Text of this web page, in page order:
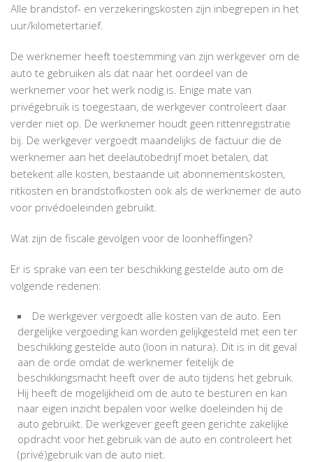
Alle brandstof- en verzekeringskosten zijn inbegrepen in het
uur/kilometertarief.
De werknemer heeft toestemming van zijn werkgever om de
auto te gebruiken als dat naar het oordeel van de
werknemer voor het werk nodig is. Enige mate van
privégebruik is toegestaan, de werkgever controleert daar
verder niet op. De werknemer houdt geen rittenregistratie
bij. De werkgever vergoedt maandelijks de factuur die de
werknemer aan het deelautobedrijf moet betalen, dat
betekent alle kosten, bestaande uit abonnementskosten,
ritkosten en brandstofkosten ook als de werknemer de auto
voor privédoeleinden gebruikt.
Wat zijn de fiscale gevolgen voor de loonheffingen?
Er is sprake van een ter beschikking gestelde auto om de
volgende redenen:
De werkgever vergoedt alle kosten van de auto. Een
dergelijke vergoeding kan worden gelijkgesteld met een ter
beschikking gestelde auto (loon in natura). Dit is in dit geval
aan de orde omdat de werknemer feitelijk de
beschikkingsmacht heeft over de auto tijdens het gebruik.
Hij heeft de mogelijkheid om de auto te besturen en kan
naar eigen inzicht bepalen voor welke doeleinden hij de
auto gebruikt. De werkgever geeft geen gerichte zakelijke
opdracht voor het gebruik van de auto en controleert het
(privé)gebruik van de auto niet.